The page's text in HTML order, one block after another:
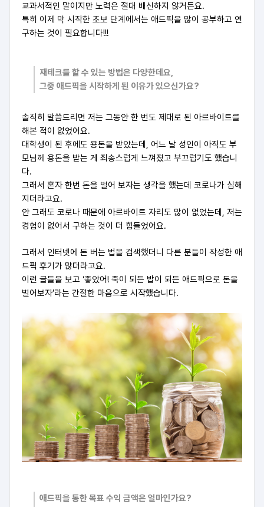
교과서적인 말이지만 노력은 절대 배신하지 않거든요.
특히 이제 막 시작한 초보 단계에서는 애드픽을 많이 공부하고 연
구하는 것이 필요합니다!!!
재테크를 할 수 있는 방법은 다양한데요,
그중 애드픽을 시작하게 된 이유가 있으신가요?
솔직히 말씀드리면 저는 그동안 한 번도 제대로 된 아르바이트를
해본 적이 없었어요.
대학생이 된 후에도 용돈을 받았는데, 어느 날 성인이 아직도 부
모님께 용돈을 받는 게 죄송스럽게 느껴졌고 부끄럽기도 했습니
다.
그래서 혼자 한번 돈을 벌어 보자는 생각을 했는데 코로나가 심해
지더라고요.
안 그래도 코로나 때문에 아르바이트 자리도 많이 없었는데, 저는
경험이 없어서 구하는 것이 더 힘들었어요.
그래서 인터넷에 돈 버는 법을 검색했더니 다른 분들이 작성한 애
드픽 후기가 많더라고요.
이런 글들을 보고 ‘좋았어! 죽이 되든 밥이 되든 애드픽으로 돈을
벌어보자’라는 간절한 마음으로 시작했습니다.
애드픽을 통한 목표 수익 금액은 얼마인가요?